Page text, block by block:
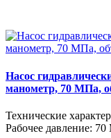
Насос
манометр, 70 МПа,
Технические
Рабочее давление: